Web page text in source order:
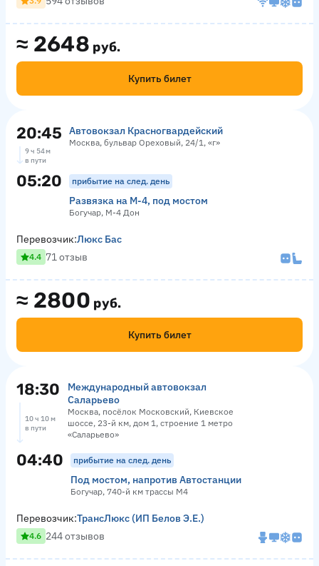
≈ 2648 руб.
Купить билет
20:45 Автовокзал Красногвардейский
Москва, бульвар Ореховый, 24/1, «г»
9 ч 54 м
в пути
05:20 прибытие на след. день
Развязка на М-4, под мостом
Богучар, М-4 Дон
≈ 2800 руб.
Купить билет
Перевозчик:Люкс Бас
4.4 71 отзыв
18:30
Международный автовокзал
Саларьево
Москва, посёлок Московский, Киевское
шоссе, 23-й км, дом 1, строение 1 метро
«Саларьево»
10 ч 10 м
в пути
04:40 прибытие на след. день
Под мостом, напротив Автостанции
Богучар, 740-й км трассы М4
Перевозчик:ТрансЛюкс (ИП Белов Э.Е.)
4.6 244 отзывов